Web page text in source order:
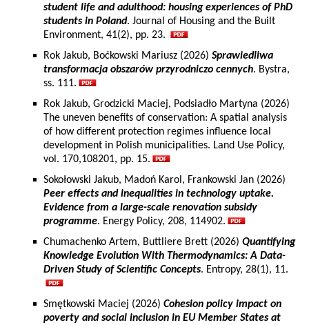
student life and adulthood: housing experiences of PhD
students in Poland. Journal of Housing and the Built
Environment, 41(2), pp. 23.
Rok Jakub, Boćkowski Mariusz (2026) Sprawiedliwa
transformacja obszarów przyrodniczo cennych. Bystra,
ss. 111.
Rok Jakub, Grodzicki Maciej, Podsiadło Martyna (2026)
The uneven benefits of conservation: A spatial analysis
of how different protection regimes influence local
development in Polish municipalities. Land Use Policy,
vol. 170,108201, pp. 15.
Sokołowski Jakub, Madoń Karol, Frankowski Jan (2026)
Peer effects and inequalities in technology uptake.
Evidence from a large-scale renovation subsidy
programme. Energy Policy, 208, 114902.
Chumachenko Artem, Buttliere Brett (2026) Quantifying
Knowledge Evolution With Thermodynamics: A Data-
Driven Study of Scientific Concepts. Entropy, 28(1), 11.
Smętkowski Maciej (2026) Cohesion policy impact on
poverty and social inclusion in EU Member States at